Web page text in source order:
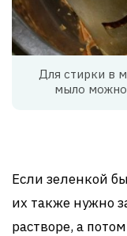
Для стирки в
мыло можно
Если зеленкой
их также нужно
растворе, а